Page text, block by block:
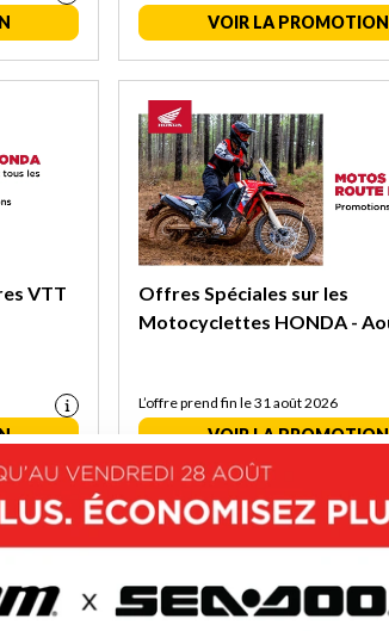
VOIR LA PROMOTION
VTT
Offres Spéciales sur les
Motocyclettes HONDA -
L’offre prend fin le 31 août 2026
VOIR LA PROMOTION